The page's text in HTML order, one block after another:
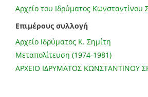
Αρχείο του Ιδρύματος Κωνσταντίνου
Επιμέρους συλλογή
Αρχείο Ιδρύματος K. Σημίτη
Μεταπολίτευση (1974-1981)
ΑΡΧΕΙΟ ΙΔΡΥΜΑΤΟΣ ΚΩΝΣΤΑΝΤΙΝΟΥ